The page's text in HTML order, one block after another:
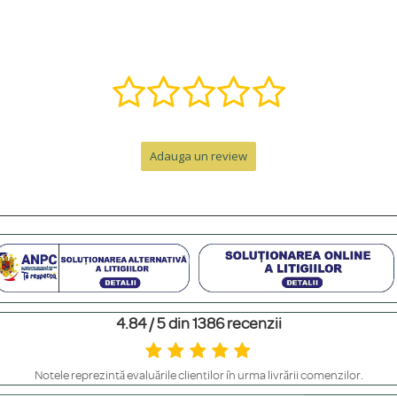
la care se adaugă timpul de livrare.
Pentru un cadou memorabil, poți adăuga o cutie premium cu
să le ferești de contactul direct cu parfumuri sau creme, să le scoți înainte
Adauga un review
4.84 / 5 din 1386 recenzii
Notele reprezintă evaluările clienților în urma livrării comenzilor.